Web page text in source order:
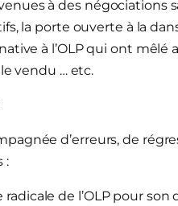
à des négociations
la porte ouverte à la
à l’OLP qui ont mêlé
vendu … etc.
d’erreurs, de
:
de l’OLP pour son